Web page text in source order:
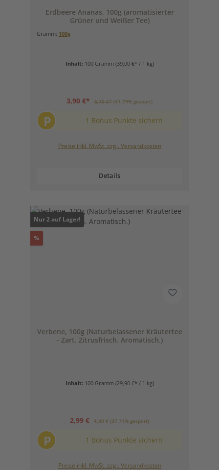
Erdbeere Ananas, 100g (aromatisierter
Grüner und Weißer Tee)
Gramm: 100g
Inhalt: 100 Gramm (39,00 €* / 1 kg)
3,90 €* 6,70 €* (41.79% gespart)
P 1 Bonus Punkte sichern
Preise inkl. MwSt. zzgl. Versandkosten
Details
Nur 2 auf Lager!
%Rabatt
Verbene, 100g (Naturbelassener Kräutertee
- Zart. Zitrusfrisch. Aromatisch.)
Inhalt: 100 Gramm (29,90 €* / 1 kg)
Verkaufspreis:
2,99 € Regulärer Preis:
4,80 € (37.71% gespart)
P 1 Bonus Punkte sichern
Preise inkl. MwSt. zzgl. Versandkosten